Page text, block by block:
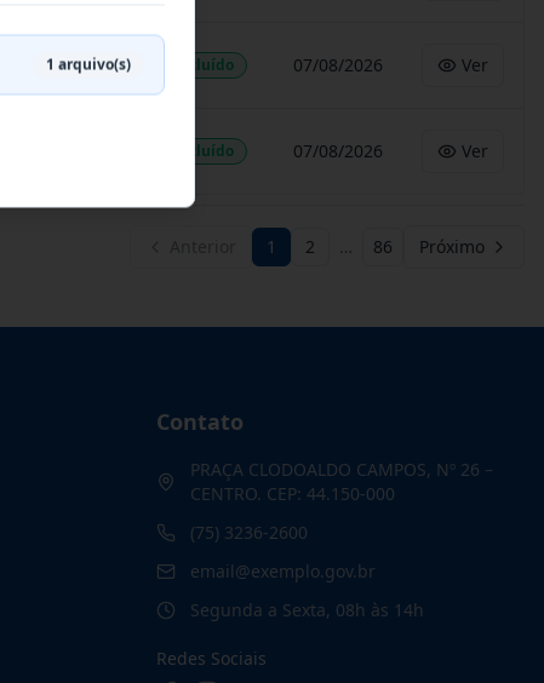
Concluído 07/08/2026 Ver
Concluído 07/08/2026 Ver
1 2 … 86 Próximo
Contato
PRAÇA CLODOALDO CAMPOS, Nº 26 –
CENTRO. CEP: 44.150-000
(75) 3236-2600
email@exemplo.gov.br
Segunda a Sexta, 08h às 14h
Redes Sociais
1 arquivo(s)